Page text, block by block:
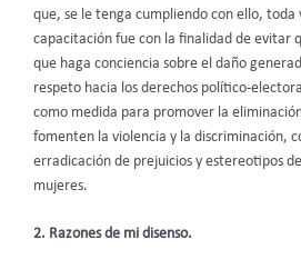
que, se le tenga cumpliendo con ello, toda
capacitación fue con la finalidad de evitar
que haga conciencia sobre el daño
respeto hacia los derechos político-
como medida para promover la
fomenten la violencia y la discriminación,
erradicación de prejuicios y estereotipos
mujeres.
2. Razones de mi disenso.